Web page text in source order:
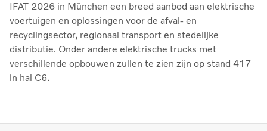
IFAT 2026 in München een breed aanbod aan elektrische
voertuigen en oplossingen voor de afval- en
recyclingsector, regionaal transport en stedelijke
distributie. Onder andere elektrische trucks met
verschillende opbouwen zullen te zien zijn op stand 417
in hal C6.